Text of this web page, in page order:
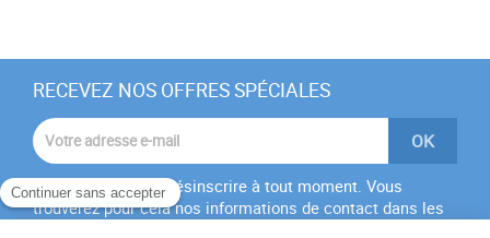
RECEVEZ NOS OFFRES SPÉCIALES
Vous pouvez vous désinscrire à tout moment. Vous
trouverez pour cela nos informations de contact dans les